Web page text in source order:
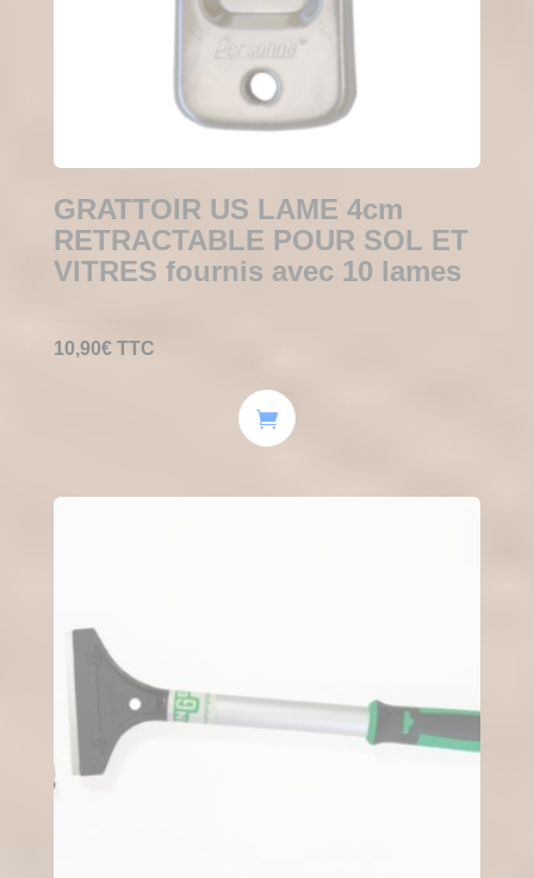
GRATTOIR US LAME 4cm
RETRACTABLE POUR SOL ET
VITRES fournis avec 10 lames
10,90€ TTC